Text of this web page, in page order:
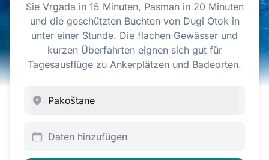
Sie Vrgada in 15 Minuten, Pasman in 20 Minuten
und die geschützten Buchten von Dugi Otok in
unter einer Stunde. Die flachen Gewässer und
kurzen Überfahrten eignen sich gut für
Tagesausflüge zu Ankerplätzen und Badeorten.
Daten hinzufügen